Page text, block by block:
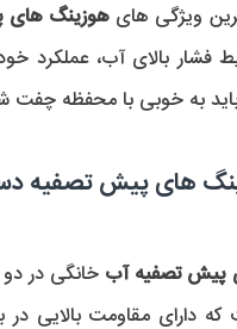
ویژگی های هوزینگ
به خوبی با محفظه
های پیش تصفیه
پیش تصفیه آب